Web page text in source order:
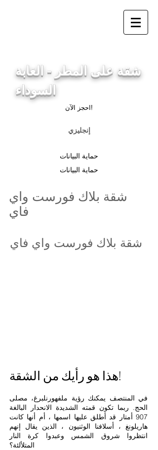
احجز الآن!
شقة على المطر - الغابة
السوداء
إنجليزي
حماية البيانات
حماية البيانات
شقة بلاك فورست واي
فاي
هذا هو رأيك من الشقة!
في المنتصف يمكنك رؤية ملفهورنلبرغ، مصلى
الحج. ربما تكون قمته الشديدة الانحدار البالغة
907 أمتار قد أطلق عليها اسمها ، أم أنها كانت
هاريلونغ ، أسلافنا الوثنيون ، الذين يقال إنهم
انتظروا شروق الشمس وعبدوا كرة النار
المتلألئة؟
شقة بلاك فورست واي فاي